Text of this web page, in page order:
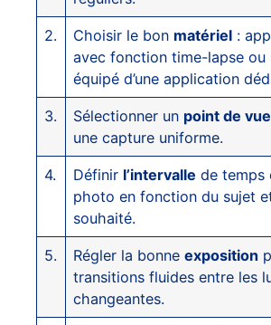
2. Choisir le bon matériel :
avec fonction time-lapse ou
équipé d’une application
3. Sélectionner un point de
une capture uniforme.
4. Définir l’intervalle de temps
photo en fonction du sujet
souhaité.
5. Régler la bonneexposition
transitions fluides entre les
changeantes.